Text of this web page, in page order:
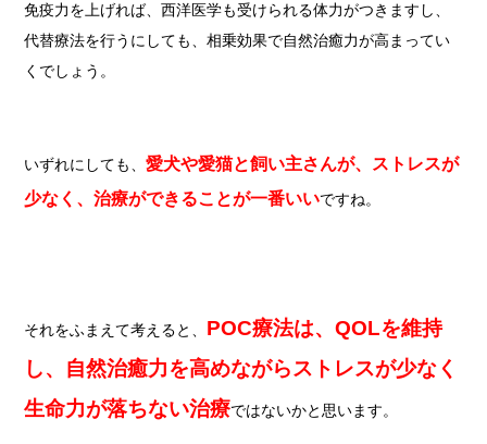
免疫力を上げれば、西洋医学も受けられる体力がつきますし、
代替療法を行うにしても、相乗効果で自然治癒力が高まってい
くでしょう。
いずれにしても、 愛犬や愛猫と飼い主さんが、ストレスが
少なく、治療ができることが一番いいですね。
それをふまえて考えると、 POC療法は、QOLを維持
し、自然治癒力を高めながらストレスが少なく
生命力が落ちない治療ではないかと思います。